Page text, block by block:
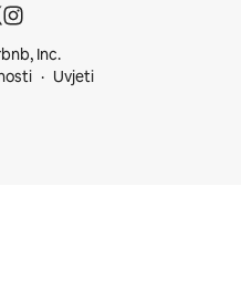
Inc.
Uvjeti